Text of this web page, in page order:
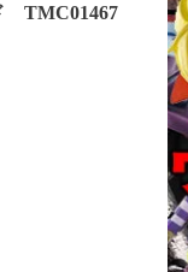
TMC01467